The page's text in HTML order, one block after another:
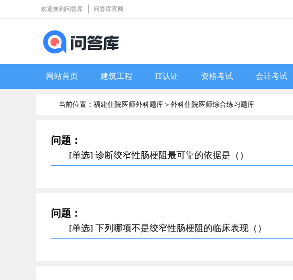
欢迎来到问答库 问答库官网
网站首页 建筑工程 IT认证 资格考试 会计考试
当前位置：福建住院医师外科题库＞ 外科住院医师综合练习题库
问题：
[单选] 诊断绞窄性肠梗阻最可靠的依据是（）
问题：
[单选] 下列哪项不是绞窄性肠梗阻的临床表现（）